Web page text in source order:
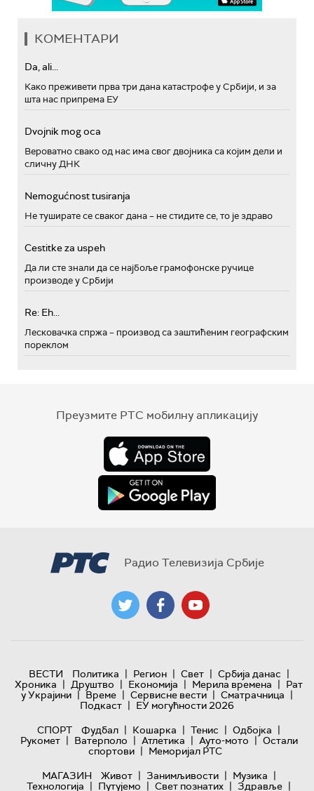
КОМЕНТАРИ
Da, ali...
Како преживети прва три дана катастрофе у Србији, и за
шта нас припрема ЕУ
Dvojnik mog oca
Вероватно свако од нас има свог двојника са којим дели и
сличну ДНК
Nemogućnost tusiranja
Не туширате се сваког дана – не стидите се, то је здраво
Cestitke za uspeh
Да ли сте знали да се најбоље грамофонске ручице
производе у Србији
Re: Eh...
Лесковачка спржа – производ са заштићеним географским
пореклом
Преузмите РТС мобилну апликацију
Радио Телевизија Србије
ВЕСТИ Политика | Регион | Свет | Србија данас |
Хроника | Друштво | Економија | Мерила времена | Рат
у Украјини | Време | Сервисне вести | Сматрачница |
Подкаст | ЕУ могућности 2026
СПОРТ
Фудбал | Кошарка | Тенис | Одбојка |
Рукомет | Ватерполо | Атлетика | Ауто-мото | Остали
спортови | Меморијал РТС
МАГАЗИН
Живот | Занимљивости | Музика |
Технологијa | Путујемо | Свет познатих | Здравље |